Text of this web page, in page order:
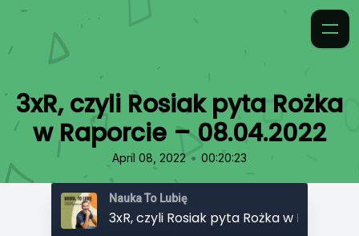
3xR, czyli Rosiak pyta Rożka
w Raporcie – 08.04.2022
April 08, 2022 • 00:20:23
Nauka To Lubię